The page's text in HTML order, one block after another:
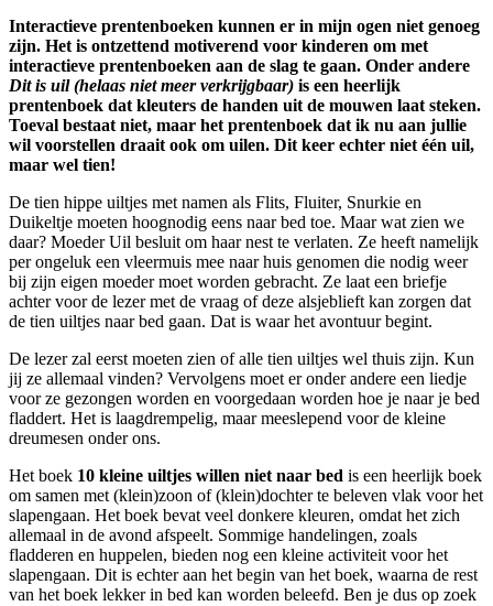
Interactieve prentenboeken kunnen er in mijn ogen niet genoeg
zijn. Het is ontzettend motiverend voor kinderen om met
interactieve prentenboeken aan de slag te gaan. Onder andere
Dit is uil (helaas niet meer verkrijgbaar) is een heerlijk
prentenboek dat kleuters de handen uit de mouwen laat steken.
Toeval bestaat niet, maar het prentenboek dat ik nu aan jullie
wil voorstellen draait ook om uilen. Dit keer echter niet één uil,
maar wel tien!
De tien hippe uiltjes met namen als Flits, Fluiter, Snurkie en
Duikeltje moeten hoognodig eens naar bed toe. Maar wat zien we
daar? Moeder Uil besluit om haar nest te verlaten. Ze heeft namelijk
per ongeluk een vleermuis mee naar huis genomen die nodig weer
bij zijn eigen moeder moet worden gebracht. Ze laat een briefje
achter voor de lezer met de vraag of deze alsjeblieft kan zorgen dat
de tien uiltjes naar bed gaan. Dat is waar het avontuur begint.
De lezer zal eerst moeten zien of alle tien uiltjes wel thuis zijn. Kun
jij ze allemaal vinden? Vervolgens moet er onder andere een liedje
voor ze gezongen worden en voorgedaan worden hoe je naar je bed
fladdert. Het is laagdrempelig, maar meeslepend voor de kleine
dreumesen onder ons.
Het boek 10 kleine uiltjes willen niet naar bed is een heerlijk boek
om samen met (klein)zoon of (klein)dochter te beleven vlak voor het
slapengaan. Het boek bevat veel donkere kleuren, omdat het zich
allemaal in de avond afspeelt. Sommige handelingen, zoals
fladderen en huppelen, bieden nog een kleine activiteit voor het
slapengaan. Dit is echter aan het begin van het boek, waarna de rest
van het boek lekker in bed kan worden beleefd. Ben je dus op zoek